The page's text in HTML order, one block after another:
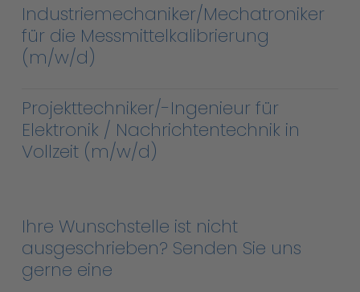
Industriemechaniker/Mechatroniker
für die Messmittelkalibrierung
(m/w/d)
Projekttechniker/-Ingenieur für
Elektronik / Nachrichtentechnik in
Vollzeit (m/w/d)
Ihre Wunschstelle ist nicht
ausgeschrieben? Senden Sie uns
gerne eine